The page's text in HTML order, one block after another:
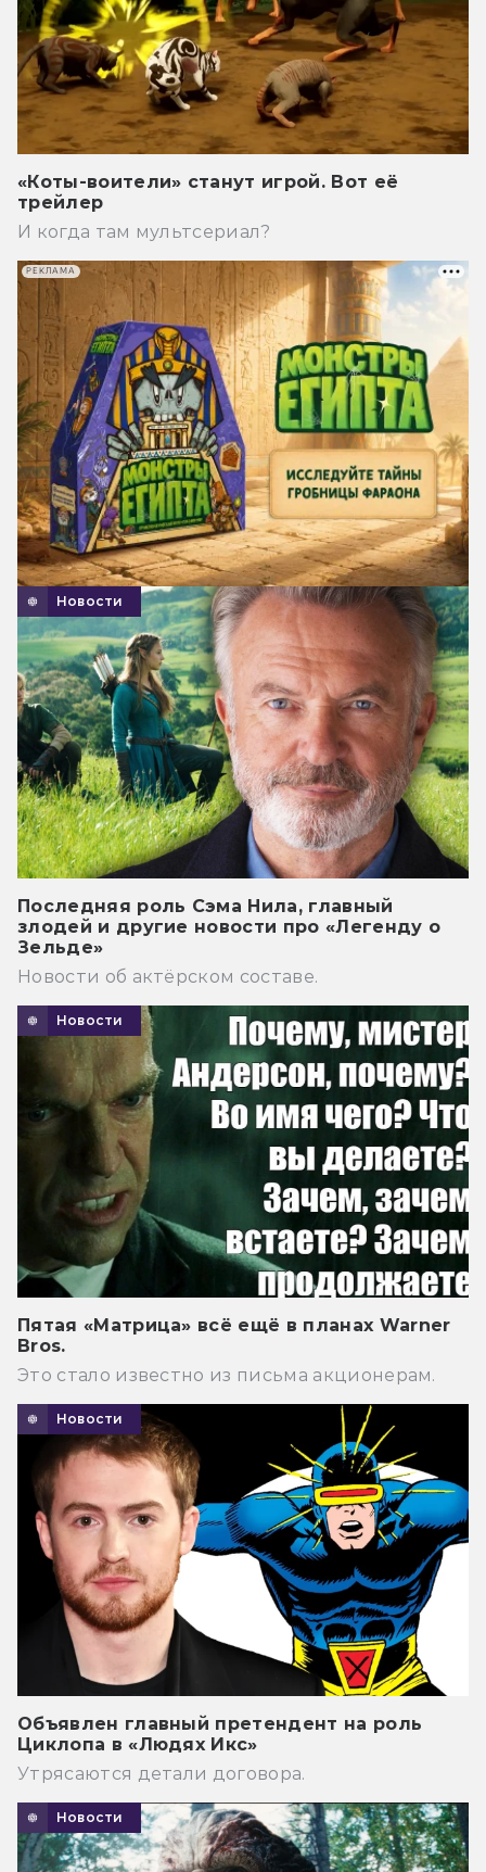
«Коты-воители» станут игрой. Вот её
трейлер
И когда там мультсериал?
Новости
Последняя роль Сэма Нила, главный
злодей и другие новости про «Легенду о
Зельде»
Новости об актёрском составе.
Новости
Пятая «Матрица» всё ещё в планах Warner
Bros.
Это стало известно из письма акционерам.
Новости
Объявлен главный претендент на роль
Циклопа в «Людях Икс»
Утрясаются детали договора.
Новости
РЕКЛАМА